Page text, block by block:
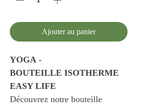
Ajouter au panier
YOGA -
BOUTEILLE ISOTHERME
EASY LIFE
Découvrez notre bouteille